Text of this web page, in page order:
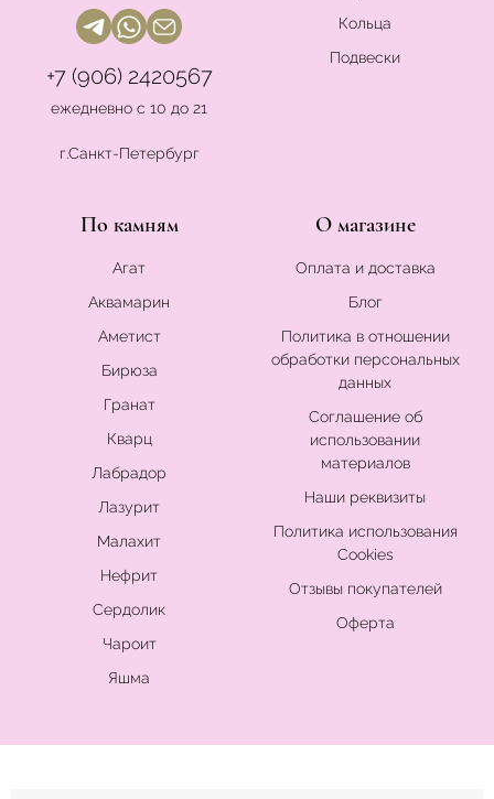
+7 (906) 2420567
ежедневно с 10 до 21
г.Санкт-Петербург
Кольца
Подвески
По камням
Агат
Аквамарин
Аметист
Бирюза
Гранат
Кварц
Лабрадор
Лазурит
Малахит
Нефрит
Сердолик
Чароит
Яшма
О магазине
Оплата и доставка
Блог
Политика в отношении
обработки персональных
данных
Соглашение об
использовании
материалов
Наши реквизиты
Политика использования
Cookies
Отзывы покупателей
Оферта